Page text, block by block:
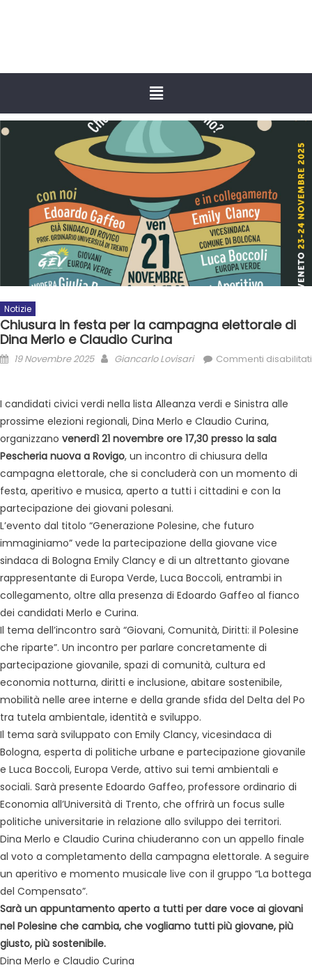
Notizie
Chiusura in festa per la campagna elettorale di
Dina Merlo e Claudio Curina
19 Novembre 2025 Giancarlo Lovisari Commenti disabilitati
I candidati civici verdi nella lista Alleanza verdi e Sinistra alle
prossime elezioni regionali, Dina Merlo e Claudio Curina,
organizzano venerdì 21 novembre ore 17,30 presso la sala
Pescheria nuova a Rovigo, un incontro di chiusura della
campagna elettorale, che si concluderà con un momento di
festa, aperitivo e musica, aperto a tutti i cittadini e con la
partecipazione dei giovani polesani.
L’evento dal titolo “Generazione Polesine, che futuro
immaginiamo” vede la partecipazione della giovane vice
sindaca di Bologna Emily Clancy e di un altrettanto giovane
rappresentante di Europa Verde, Luca Boccoli, entrambi in
collegamento, oltre alla presenza di Edoardo Gaffeo al fianco
dei candidati Merlo e Curina.
Il tema dell’incontro sarà “Giovani, Comunità, Diritti: il Polesine
che riparte”. Un incontro per parlare concretamente di
partecipazione giovanile, spazi di comunità, cultura ed
economia notturna, diritti e inclusione, abitare sostenibile,
mobilità nelle aree interne e della grande sfida del Delta del Po
tra tutela ambientale, identità e sviluppo.
Il tema sarà sviluppato con Emily Clancy, vicesindaca di
Bologna, esperta di politiche urbane e partecipazione giovanile
e Luca Boccoli, Europa Verde, attivo sui temi ambientali e
sociali. Sarà presente Edoardo Gaffeo, professore ordinario di
Economia all’Università di Trento, che offrirà un focus sulle
politiche universitarie in relazione allo sviluppo dei territori.
Dina Merlo e Claudio Curina chiuderanno con un appello finale
al voto a completamento della campagna elettorale. A seguire
un aperitivo e momento musicale live con il gruppo “La bottega
del Compensato”.
Sarà un appuntamento aperto a tutti per dare voce ai giovani
nel Polesine che cambia, che vogliamo tutti più giovane, più
giusto, più sostenibile.
Dina Merlo e Claudio Curina